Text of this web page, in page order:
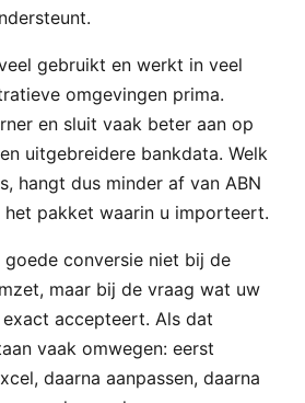
gebruikt en werkt in veel
omgevingen prima.
en sluit vaak beter aan op
uitgebreidere bankdata. Welk
hangt dus minder af van ABN
het pakket waarin u importeert.
goede conversie niet bij de
maar bij de vraag wat uw
accepteert. Als dat
vaak omwegen: eerst
daarna aanpassen, daarna